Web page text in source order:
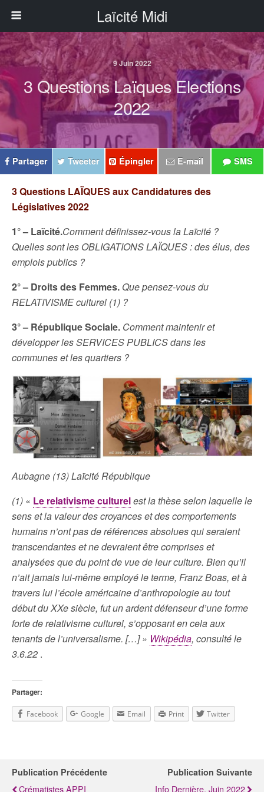
Laïcité Midi
9 Juin 2022
3 Questions Laïques Elections
2022
Partager Tweeter Épingler E-mail SMS
3 Questions LAÏQUES aux Candidatures des
Législatives 2022
1° – Laïcité.Comment définissez-vous la Laïcité ?
Quelles sont les OBLIGATIONS LAÏQUES : des élus, des
emplois publics ?
2° – Droits des Femmes. Que pensez-vous du
RELATIVISME culturel (1) ?
3° – République Sociale. Comment maintenir et
développer les SERVICES PUBLICS dans les
communes et les quartiers ?
Aubagne (13) Laïcité République
(1) « Le relativisme culturelest la thèse selon laquelle le
sens et la valeur des croyances et des comportements
humains n’ont pas de références absolues qui seraient
transcendantes et ne devraient être comprises et
analysées que du point de vue de leur culture. Bien qu’il
n’ait jamais lui-même employé le terme, Franz Boas, et à
travers lui l’école américaine d’anthropologie au tout
début du XXe siècle, fut un ardent défenseur d’une forme
forte de relativisme culturel, s’opposant en cela aux
tenants de l’universalisme. […] » Wikipédia, consulté le
3.6.22 .
Partager:
Facebook Google Email Print Twitter
Publication Précédente
Crématistes APPI
Publication Suivante
Info Dernière, Juin 2022